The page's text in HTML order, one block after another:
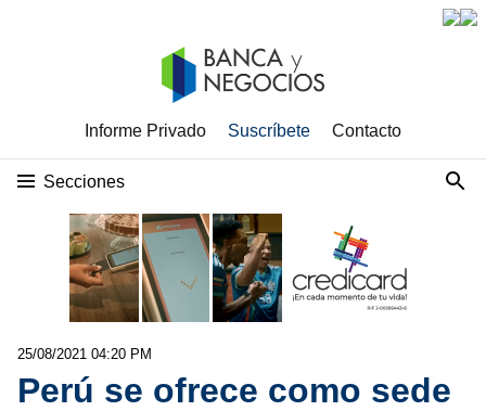
Informe Privado Suscríbete Contacto
Secciones
25/08/2021 04:20 PM
Perú se ofrece como sede